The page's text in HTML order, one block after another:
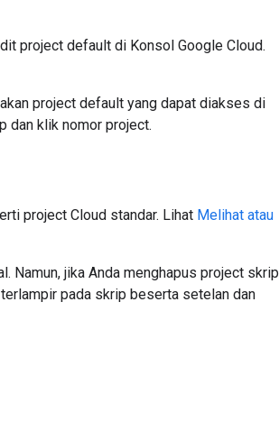
project default di Konsol Google Cloud.
project default yang dapat diakses di
dan klik nomor project.
project Cloud standar. Lihat Melihat atau
Namun, jika Anda menghapus project skrip
pada skrip beserta setelan dan